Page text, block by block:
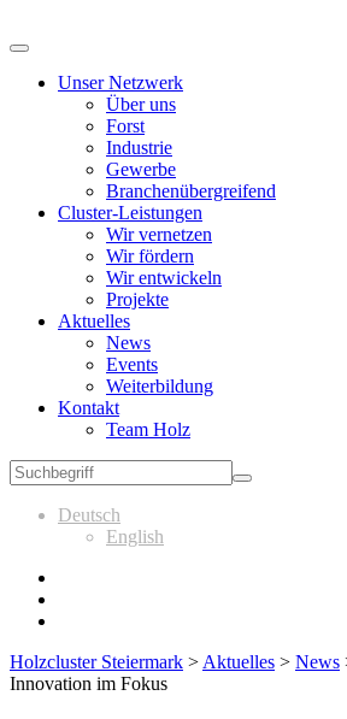
Unser Netzwerk
Über uns
Forst
Industrie
Gewerbe
Branchenübergreifend
Cluster-Leistungen
Wir vernetzen
Wir fördern
Wir entwickeln
Projekte
Aktuelles
News
Events
Weiterbildung
Kontakt
Team Holz
Deutsch
English
Holzcluster Steiermark > Aktuelles > News
Innovation im Fokus